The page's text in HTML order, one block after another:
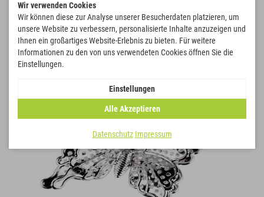
Startseite Basics Drahtwaren & Perlen
Schmetterling Doppelflügel
Zurück zur Artikelübersicht
Wir verwenden Cookies
Wir können diese zur Analyse unserer Besucherdaten platzieren, um
unsere Website zu verbessern, personalisierte Inhalte anzuzeigen und
Ihnen ein großartiges Website-Erlebnis zu bieten. Für weitere
Informationen zu den von uns verwendeten Cookies öffnen Sie die
Einstellungen.
Einstellungen
Alle Akzeptieren
Datenschutz Impressum